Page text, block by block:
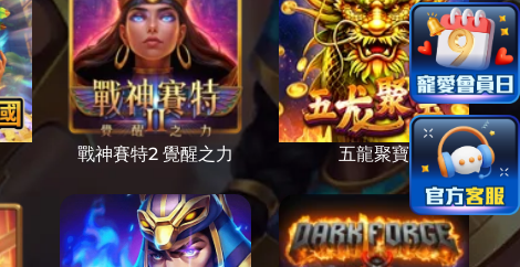
戰神賽特2 覺醒之力 五龍聚寶